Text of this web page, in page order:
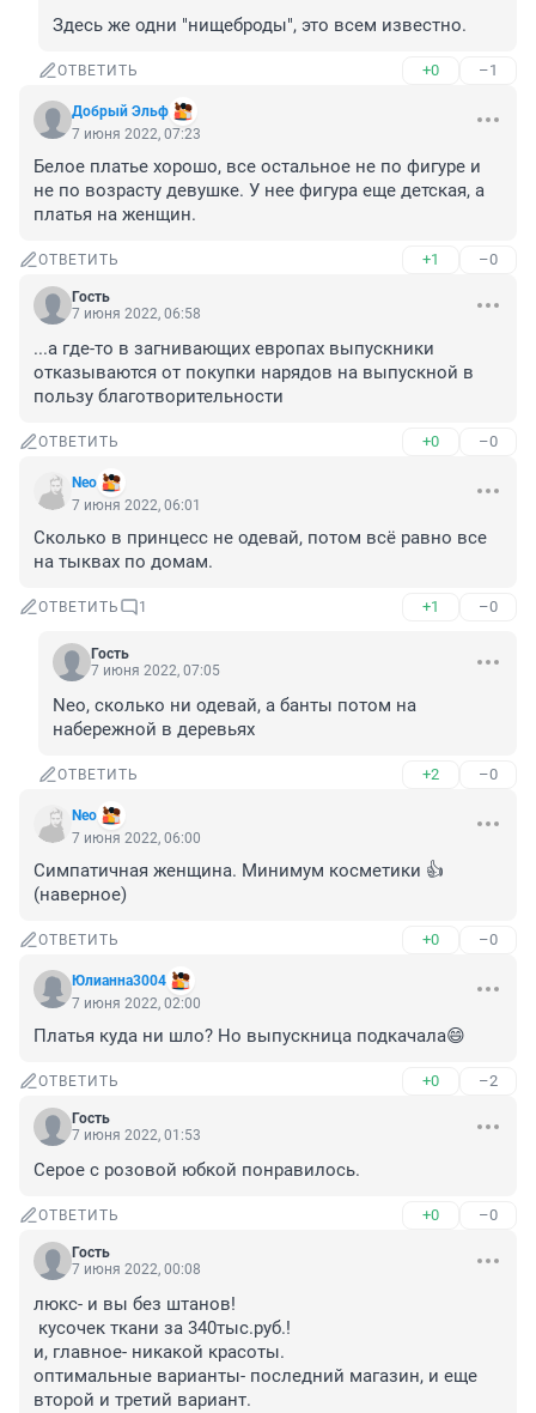
Здесь же одни "нищеброды", это всем известно.
ОТВЕТИТЬ +0 –1
Добрый Эльф
7 июня 2022, 07:23
Белое платье хорошо, все остальное не по фигуре и
не по возрасту девушке. У нее фигура еще детская, а
платья на женщин.
ОТВЕТИТЬ +1 –0
Гость
7 июня 2022, 06:58
...а где-то в загнивающих европах выпускники
отказываются от покупки нарядов на выпускной в
пользу благотворительности
ОТВЕТИТЬ +0 –0
Nео
7 июня 2022, 06:01
Сколько в принцесс не одевай, потом всё равно все
на тыквах по домам.
ОТВЕТИТЬ 1 +1 –0
Гость
7 июня 2022, 07:05
Nео, сколько ни одевай, а банты потом на
набережной в деревьях
ОТВЕТИТЬ +2 –0
Nео
7 июня 2022, 06:00
Симпатичная женщина. Минимум косметики 👍
(наверное)
ОТВЕТИТЬ +0 –0
Юлианна3004
7 июня 2022, 02:00
Платья куда ни шло? Но выпускница подкачала😄
ОТВЕТИТЬ +0 –2
Гость
7 июня 2022, 01:53
Серое с розовой юбкой понравилось.
ОТВЕТИТЬ +0 –0
Гость
7 июня 2022, 00:08
люкс- и вы без штанов!
кусочек ткани за 340тыс.руб.!
и, главное- никакой красоты.
оптимальные варианты- последний магазин, и еще
второй и третий вариант.